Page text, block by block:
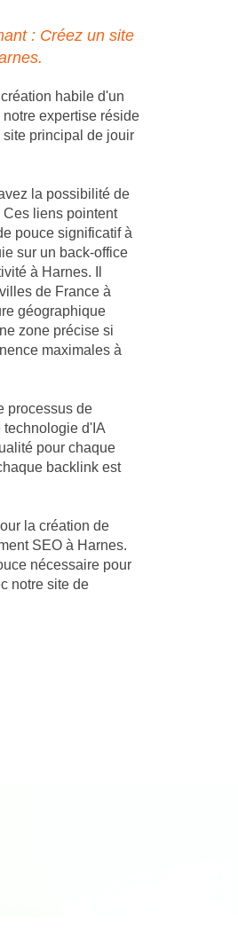
: Créez un site
habile d'un
expertise réside
site principal de jouir
la possibilité de
liens pointent
pouce significatif à
sur un back-office
à Harnes. Il
de France à
géographique
zone précise si
maximales à
processus de
technologie d'IA
pour chaque
backlink est
la création de
SEO à Harnes.
nécessaire pour
notre site de